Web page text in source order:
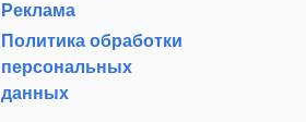
Реклама
Политика обработки
персональных
данных